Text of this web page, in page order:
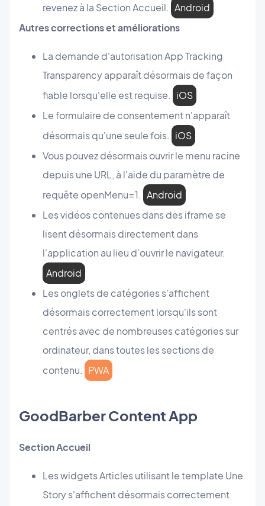
revenez à la Section Accueil. Android
Autres corrections et améliorations
La demande d'autorisation App Tracking
Transparency apparaît désormais de façon
fiable lorsqu'elle est requise. iOS
Le formulaire de consentement n'apparaît
désormais qu'une seule fois. iOS
Vous pouvez désormais ouvrir le menu racine
depuis une URL, à l'aide du paramètre de
requête openMenu=1. Android
Les vidéos contenues dans des iframe se
lisent désormais directement dans
l'application au lieu d'ouvrir le navigateur.
Android
Les onglets de catégories s'affichent
désormais correctement lorsqu'ils sont
centrés avec de nombreuses catégories sur
ordinateur, dans toutes les sections de
contenu. PWA
GoodBarber Content App
Section Accueil
Les widgets Articles utilisant le template Une
Story s'affichent désormais correctement